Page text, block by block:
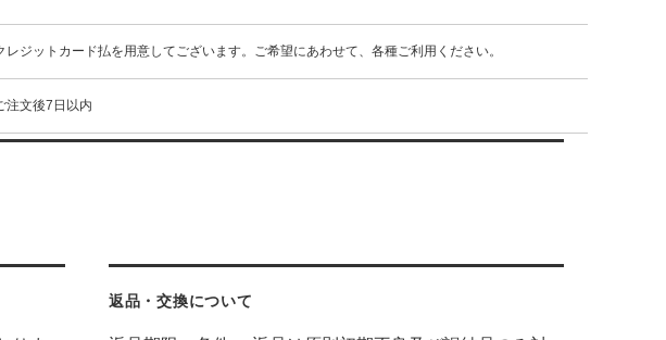
ジットカード払を用意してございます。ご希望にあわせて、各種ご利用ください。
注文後7日以内
返品・交換について